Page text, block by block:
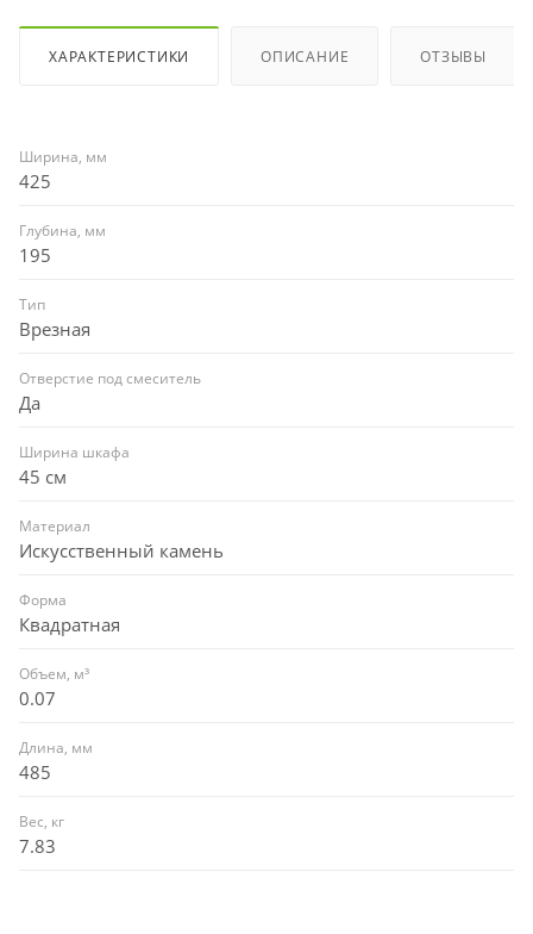
ХАРАКТЕРИСТИКИ ОПИСАНИЕ ОТЗЫВЫ
Ширина, мм
425
Глубина, мм
195
Тип
Врезная
Отверстие под смеситель
Да
Ширина шкафа
45 см
Материал
Искусственный камень
Форма
Квадратная
Объем, м³
0.07
Длина, мм
485
Вес, кг
7.83